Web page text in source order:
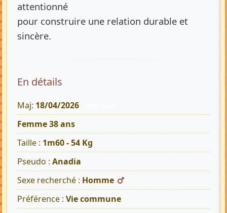
attentionné
pour construire une relation durable et
sincère.
En détails
Maj: 18/04/2026
Femme 38 ans
Taille : 1m60 - 54 Kg
Pseudo : Anadia
Sexe recherché : Homme
Préférence : Vie commune